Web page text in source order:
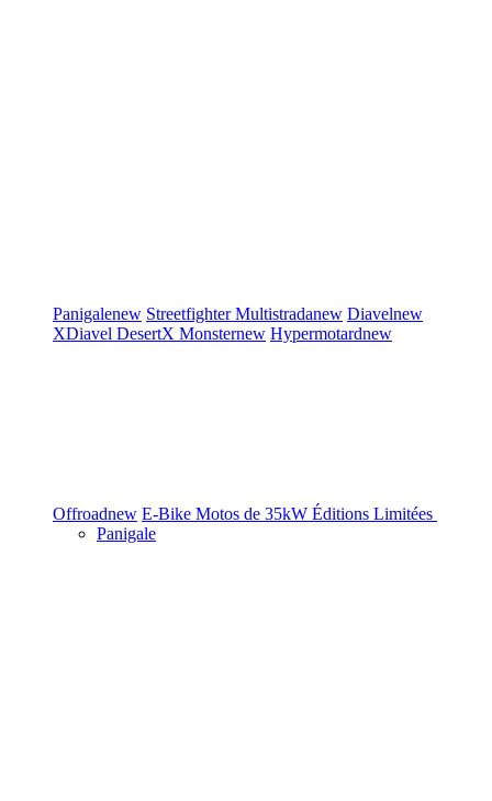
Panigalenew StreetfighterMultistradanew Diavelnew
XDiavel DesertX Monsternew Hypermotardnew
Offroadnew E-Bike Motos de 35kW Éditions Limitées
Panigale